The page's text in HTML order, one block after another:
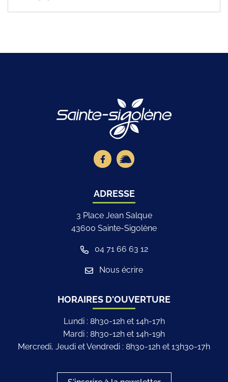
Lien vers le compte Facebook
Lien vers la page illiwap
ADRESSE
3 Place Jean Salque
43600 Sainte-Sigolène
04 71 66 63 12
Nous écrire
HORAIRES D'OUVERTURE
Lundi : 8h30-12h et 14h-17h
Mardi : 8h30-12h et 14h-19h
Mercredi, Jeudi et Vendredi : 8h30-12h et 13h30-17h